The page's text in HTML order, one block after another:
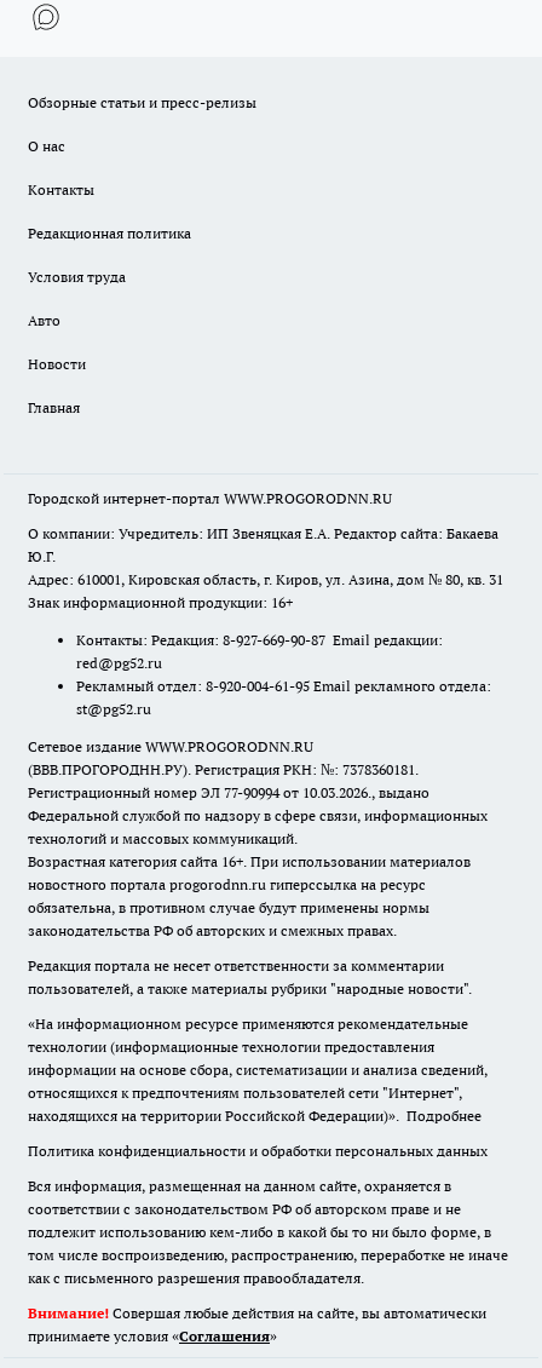
Обзорные статьи и пресс-релизы
О нас
Контакты
Редакционная политика
Условия труда
Авто
Новости
Главная
Городской интернет-портал WWW.PROGORODNN.RU
О компании: Учредитель: ИП Звеняцкая Е.А. Редактор сайта: Бакаева
Ю.Г.
Адрес: 610001, Кировская область, г. Киров, ул. Азина, дом № 80, кв. 31
Знак информационной продукции: 16+
Контакты: Редакция: 8-927-669-90-87 Email редакции:
red@pg52.ru
Рекламный отдел: 8-920-004-61-95 Email рекламного отдела:
st@pg52.ru
Сетевое издание WWW.PROGORODNN.RU
(ВВВ.ПРОГОРОДНН.РУ). Регистрация РКН: №: 7378360181.
Регистрационный номер ЭЛ 77-90994 от 10.03.2026., выдано
Федеральной службой по надзору в сфере связи, информационных
технологий и массовых коммуникаций.
Возрастная категория сайта 16+. При использовании материалов
новостного портала progorodnn.ru гиперссылка на ресурс
обязательна, в противном случае будут применены нормы
законодательства РФ об авторских и смежных правах.
Редакция портала не несет ответственности за комментарии
пользователей, а также материалы рубрики "народные новости".
«На информационном ресурсе применяются рекомендательные
технологии (информационные технологии предоставления
информации на основе сбора, систематизации и анализа сведений,
относящихся к предпочтениям пользователей сети "Интернет",
находящихся на территории Российской Федерации)». Подробнее
Политика конфиденциальности и обработки персональных данных
Вся информация, размещенная на данном сайте, охраняется в
соответствии с законодательством РФ об авторском праве и не
подлежит использованию кем-либо в какой бы то ни было форме, в
том числе воспроизведению, распространению, переработке не иначе
как с письменного разрешения правообладателя.
Внимание! Совершая любые действия на сайте, вы автоматически
принимаете условия «Cоглашения»